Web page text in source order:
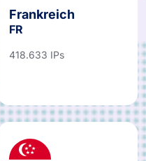
Frankreich
FR
418.633 IPs